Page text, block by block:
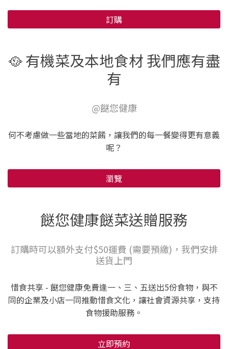
訂購
🥘 有機菜及本地食材 我們應有盡
有
@餸您健康
何不考慮做一些當地的菜餚，讓我們的每一餐變得更有意義
呢？
瀏覽
餸您健康餸菜送贈服務
訂購時可以額外支付$50運費 (需要預繳)，我們安排
送貨上門
惜食共享 - 餸您健康免費逢一、三、五送出5份食物，與不
同的企業及小店一同推動惜食文化，讓社會資源共享，支持
食物援助服務。
立即預約